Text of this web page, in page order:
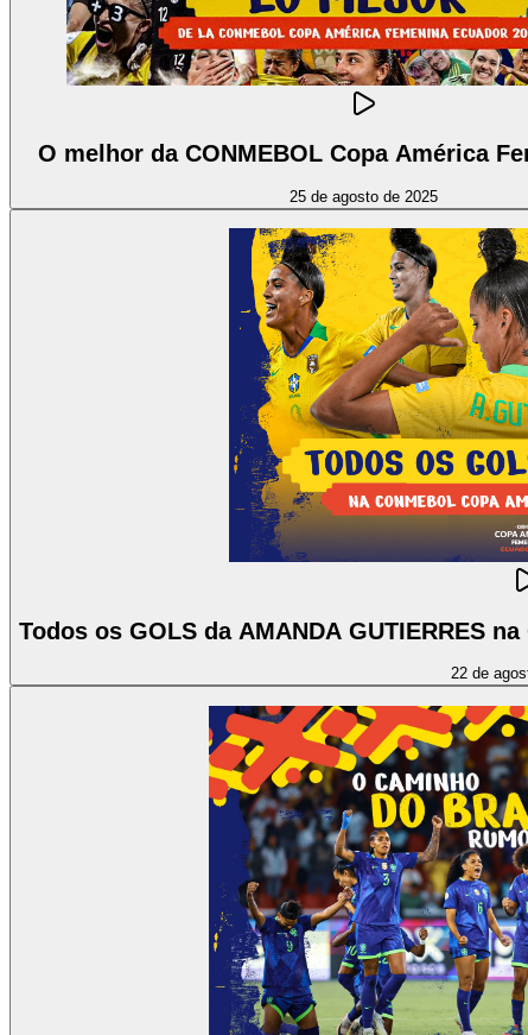
O melhor da CONMEBOL Copa América
25 de agosto de 2025
Todos os GOLS da AMANDA GUTIERRES
22 de